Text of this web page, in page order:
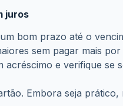
bom prazo até o
sem pagar mais por
e verifique se